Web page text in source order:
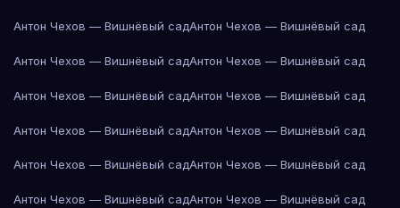
Антон Чехов — Вишнёвый садАнтон Чехов — Вишнёвый сад
Антон Чехов — Вишнёвый садАнтон Чехов — Вишнёвый сад
Антон Чехов — Вишнёвый садАнтон Чехов — Вишнёвый сад
Антон Чехов — Вишнёвый садАнтон Чехов — Вишнёвый сад
Антон Чехов — Вишнёвый садАнтон Чехов — Вишнёвый сад
Антон Чехов — Вишнёвый садАнтон Чехов — Вишнёвый сад